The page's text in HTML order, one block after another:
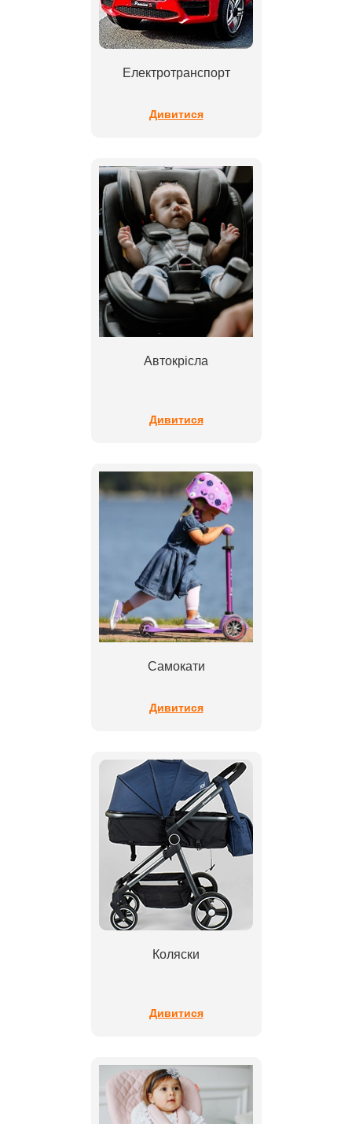
Електротранспорт
Дивитися
Автокрісла
Дивитися
Самокати
Дивитися
Коляски
Дивитися